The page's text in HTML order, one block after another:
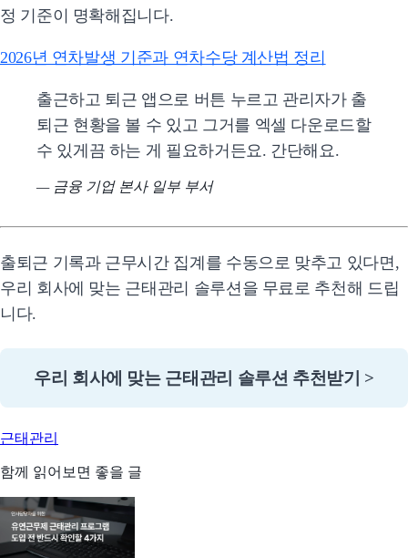
정 기준이 명확해집니다.
2026년 연차발생 기준과 연차수당 계산법 정리
출근하고 퇴근 앱으로 버튼 누르고 관리자가 출
퇴근 현황을 볼 수 있고 그거를 엑셀 다운로드할
수 있게끔 하는 게 필요하거든요. 간단해요.
— 금융 기업 본사 일부 부서
출퇴근 기록과 근무시간 집계를 수동으로 맞추고 있다면,
우리 회사에 맞는 근태관리 솔루션을 무료로 추천해 드립
니다.
우리 회사에 맞는 근태관리 솔루션 추천받기 >
근태관리
함께 읽어보면 좋을 글